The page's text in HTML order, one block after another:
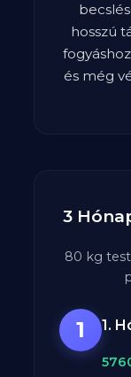
hosszú
és még
3
80 kg
1 1.